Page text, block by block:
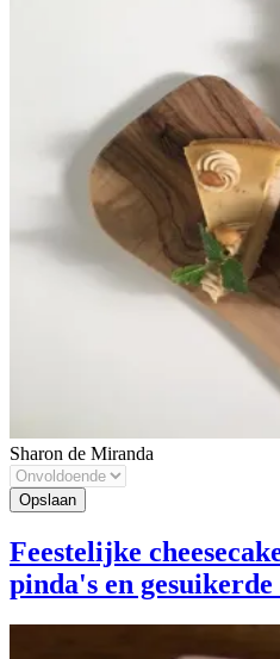
Sharon de Miranda
Feestelijke
pinda's en gesuikerde